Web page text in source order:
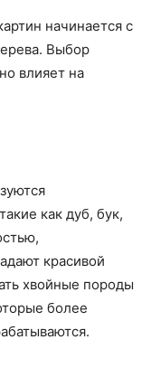
начинается с
Выбор
влияет на
как дуб, бук,
красивой
хвойные породы
более